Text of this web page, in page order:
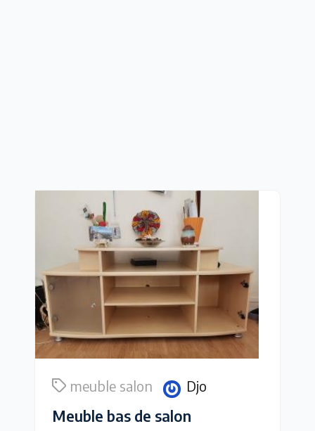
meuble salon Djo
Meuble bas de salon